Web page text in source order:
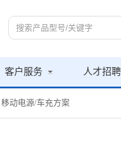
客户服务 人才招聘
动电源/车充方案